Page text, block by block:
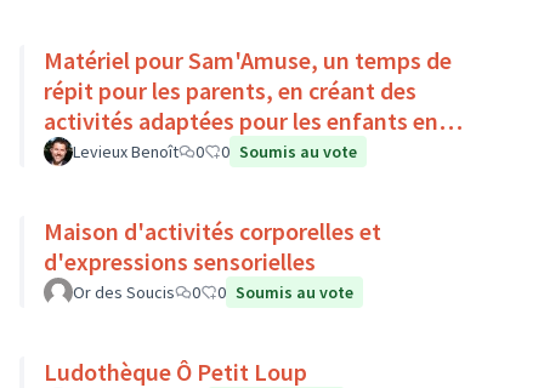
Matériel pour Sam'Amuse, un temps de
répit pour les parents, en créant des
activités adaptées pour les enfants en
situation de handicap
Levieux Benoît 0 0 Soumis au vote
Maison d'activités corporelles et
d'expressions sensorielles
Or des Soucis 0 0 Soumis au vote
Ludothèque Ô Petit Loup